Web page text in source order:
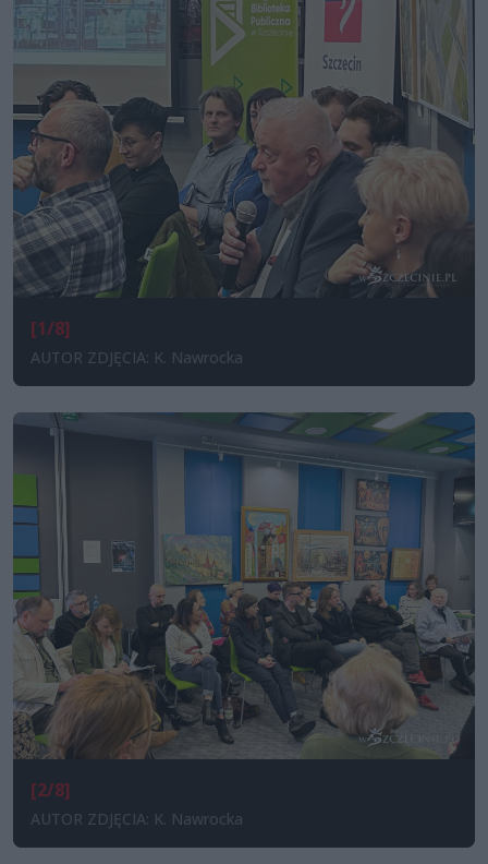
[1/8]
AUTOR ZDJĘCIA: K. Nawrocka
[2/8]
AUTOR ZDJĘCIA: K. Nawrocka